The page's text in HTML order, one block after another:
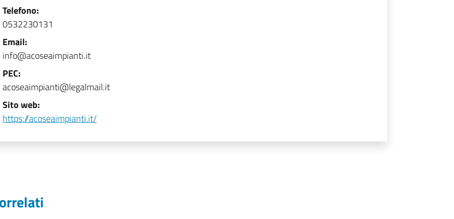
Telefono:
0532230131
Email:
info@acoseaimpianti.it
PEC:
acoseaimpianti@legalmail.it
Sito web:
https://acoseaimpianti.it/